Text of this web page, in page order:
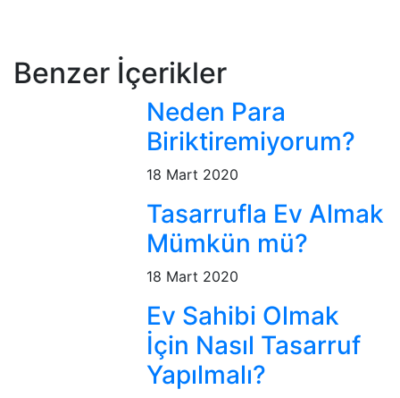
Benzer İçerikler
Neden Para
Biriktiremiyorum?
18 Mart 2020
Tasarrufla Ev Almak
Mümkün mü?
18 Mart 2020
Ev Sahibi Olmak
İçin Nasıl Tasarruf
Yapılmalı?